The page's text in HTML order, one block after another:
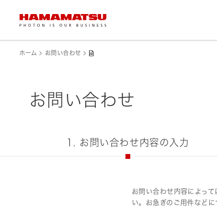
ホーム お問い合わせ
お問い合わせ
1. お問い合わせ内容の入力
お問い合わせ内容によっ
い。お急ぎのご用件など